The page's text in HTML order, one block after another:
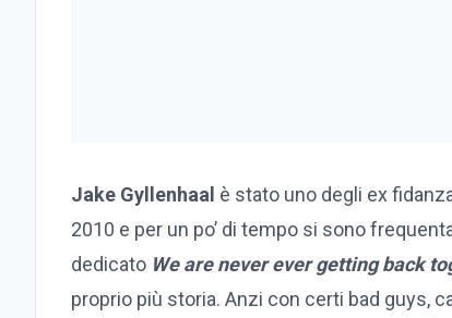
Jake Gyllenhaal è stato uno degli ex
2010 e per un po’ di tempo si sono
dedicato We are never ever getting back
proprio più storia. Anzi con certi bad guys,